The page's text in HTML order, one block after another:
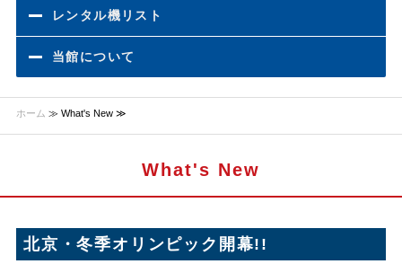
レンタル機リスト
当館について
ホーム ≫ What's New ≫
What's New
北京・冬季オリンピック開幕!!